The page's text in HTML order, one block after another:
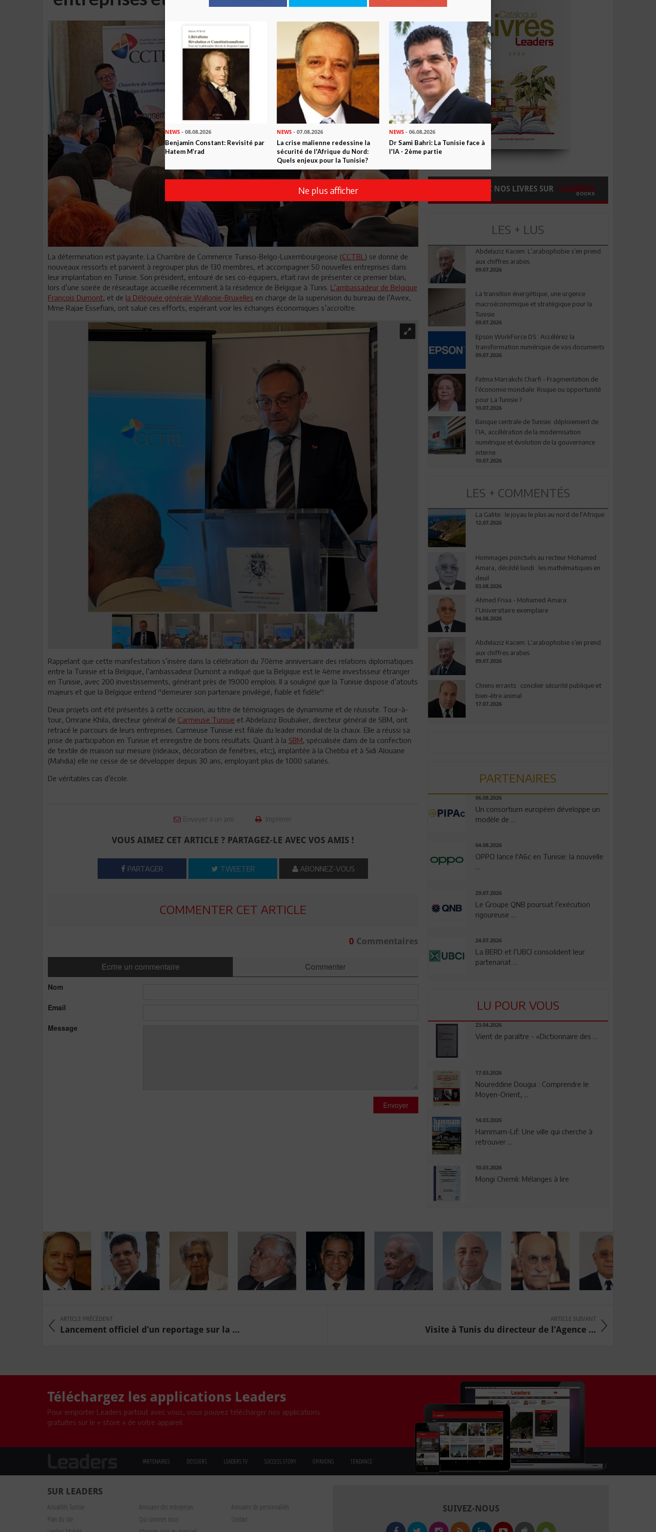
La détermination est payante. La Chambre de Commerce Tuniso-Belgo-Luxembourgeoise (CCTBL ) se donne de
nouveaux ressorts et parvient à regrouper plus de 130 membres, et accompagner 50 nouvelles entreprises dans
leur implantation en Tunisie. Son président, entouré de ses co-équipiers, était ravi de présenter ce premier bilan,
lors d’une soirée de réseautage accueillie récemment à la résidence de Belgique à Tunis. L’ambassadeur de Belgique
François Dumont, et de la Déléguée générale Wallonie-Bruxelles en charge de la supervision du bureau de l’Awex,
Mme Rajae Essefiani, ont salué ces efforts, espérant voir les échanges économiques s’accroître.
Rappelant que cette manifestation s’insère dans la célébration du 70ème anniversaire des relations diplomatiques
entre la Tunisie et la Belgique, l’ambassadeur Dumont a indiqué que la Belgique est le 4ème investisseur étranger
en Tunisie, avec 200 investissements, générant près de 19.000 emplois. Il a souligné que la Tunisie dispose d’atouts
majeurs et que la Belgique entend ''demeurer son partenaire privilégié, fiable et fidèle''.
Deux projets ont été présentés à cette occasion, au titre de témoignages de dynamisme et de réussite. Tour-à-
tour, Omrane Khila, directeur général de Carmeuse Tunisie et Abdelaziz Boubaker, directeur général de SBM, ont
retracé le parcours de leurs entreprises. Carmeuse Tunisie est filiale du leader mondial de la chaux. Elle a réussi sa
prise de participation en Tunisie et enregistre de bons résultats. Quant à la SBM, spécialisée dans de la confection
de textile de maison sur mesure (rideaux, décoration de fenêtres, etc;), implantée à la Chebba et à Sidi Alouane
(Mahdia) elle ne cesse de se développer depuis 30 ans, employant plus de 1.000 salariés.
De véritables cas d’école.
Envoyer à un ami Imprimer
VOUS AIMEZ CET ARTICLE ? PARTAGEZ-LE AVEC VOS AMIS !
PARTAGER TWEETER ABONNEZ-VOUS
COMMENTER CET ARTICLE
0Commentaires
Ecrire un commentaire Commenter
Nom
Email
Message
Envoyer
COMMANDEZ NOS LIVRES SUR
LES + LUS
Abdelaziz Kacem: L’arabophobie s’en prend
aux chiffres arabes
09.07.2026
La transition énergétique, une urgence
macroéconomique et stratégique pour la
Tunisie
09.07.2026
Epson WorkForce DS : Accélérez la
transformation numérique de vos documents
09.07.2026
Fatma Marrakchi Charfi - Fragmentation de
l’économie mondiale: Risque ou opportunité
pour La Tunisie ?
10.07.2026
Banque centrale de Tunisie: déploiement de
l’IA, accélération de la modernisation
numérique et évolution de la gouvernance
interne
10.07.2026
LES + COMMENTÉS
La Galite : le joyau le plus au nord de l'Afrique
12.07.2026
Hommages ponctués au recteur Mohamed
Amara, décédé lundi : les mathématiques en
deuil
03.08.2026
Ahmed Friaa - Mohamed Amara:
l’Universitaire exemplaire
04.08.2026
Abdelaziz Kacem: L’arabophobie s’en prend
aux chiffres arabes
09.07.2026
Chiens errants : concilier sécurité publique et
bien-être animal
17.07.2026
PARTENAIRES
06.08.2026
Un consortium européen développe un
modèle de ...
04.08.2026
OPPO lance l'A6c en Tunisie: la nouvelle
...
29.07.2026
Le Groupe QNB poursuit l’exécution
rigoureuse ...
24.07.2026
La BERD et l’UBCI consolident leur
partenariat ...
LU POUR VOUS
23.04.2026
Vient de paraître - «Dictionnaire des ...
17.03.2026
Noureddine Dougui : Comprendre le
Moyen-Orient, ...
14.03.2026
Hammam-Lif: Une ville qui cherche à
retrouver ...
10.03.2026
Mongi Chemli: Mélanges à lire
ARTICLE PRÉCÉDENT
Lancement officiel d’un reportage sur la ...
ARTICLE SUIVANT
Visite à Tunis du directeur de l’Agence ...
Téléchargez les applications Leaders
Pour emporter Leaders partout avec vous, vous pouvez télécharger nos applications
gratuites sur le « store » de votre appareil.
PARTENAIRES DOSSIERS LEADERS TV SUCCESS STORY OPINIONS TENDANCE
SUR LEADERS
Actualités Tunisie Annuaire des entreprises
Annuaire de personnalités
Plan du site
Qui sommes nous
Contact
SUIVEZ-NOUS
NEWS - 08.08.2026
Benjamin Constant: Revisité par
Hatem M’rad
NEWS - 07.08.2026
La crise malienne redessine la
sécurité de l'Afrique du Nord:
Quels enjeux pour la Tunisie?
NEWS- 06.08.2026
Dr Sami Bahri: La Tunisie face à
l'IA - 2ème partie
Ne plus afficher